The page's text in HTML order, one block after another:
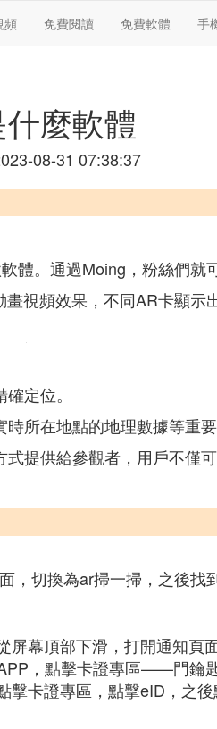
頻 免費閱讀 免費軟體 手
麼軟體
08-31 07:38:37
。通過Moing，粉絲們就
視頻效果，不同AR卡顯
定位。
所在地點的地理數據等重要
提供給參觀者，用戶不僅
切換為ar掃一掃，之後
幕頂部下滑，打開通知頁
，點擊卡證專區——門鑰
卡證專區，點擊eID，之